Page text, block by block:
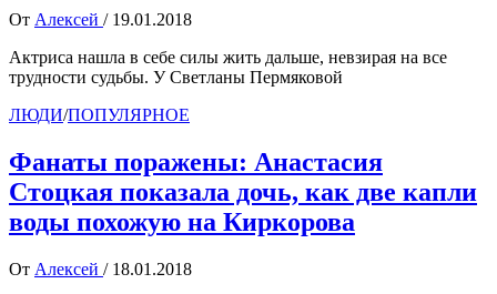
От Алексей / 19.01.2018
Актриса нашла в себе силы жить дальше, невзирая на все
трудности судьбы. У Светланы Пермяковой
ЛЮДИ/ПОПУЛЯРНОЕ
Фанаты поражены: Анастасия
Стоцкая показала дочь, как две капли
воды похожую на Киркорова
От Алексей / 18.01.2018